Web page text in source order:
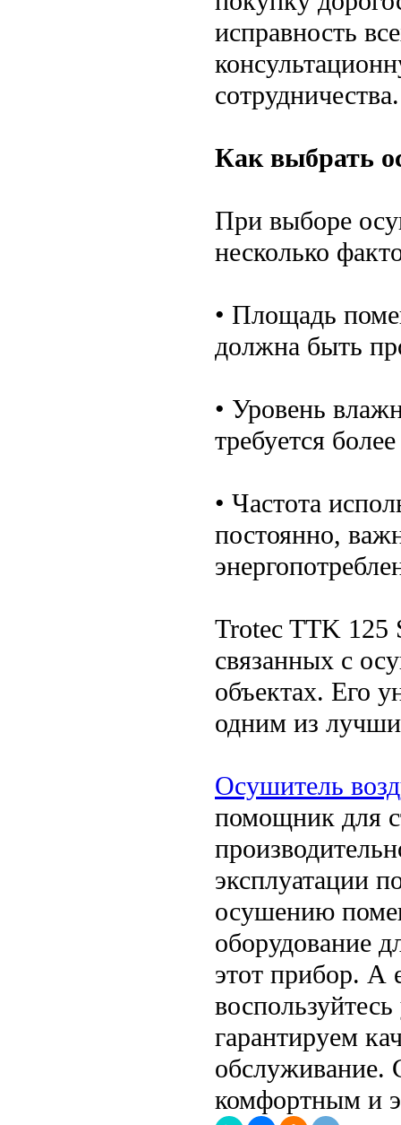
исправность
сотрудничества.
Как выбрать
При выборе
несколько
• Площадь
должна быть
• Уровень
требуется
• Частота
постоянно,
Trotec TTK 125
связанных с
объектах. Его
одним из
Осушитель
помощник для
эксплуатации
осушению
оборудование
этот прибор. А
гарантируем
обслуживание.
комфортным и